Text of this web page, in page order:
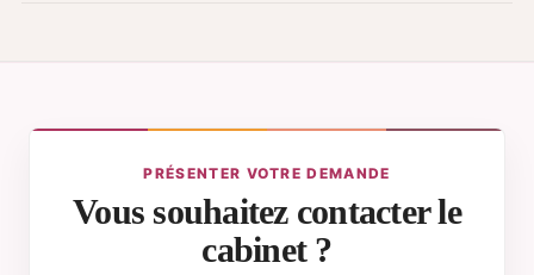
PRÉSENTER VOTRE DEMANDE
Vous souhaitez contacter le
cabinet ?